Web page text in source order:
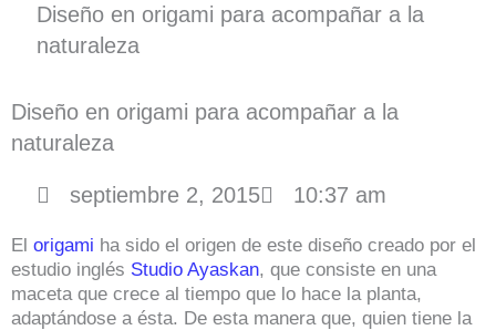
Diseño en origami para acompañar a la
naturaleza
Diseño en origami para acompañar a la
naturaleza
septiembre 2, 2015 10:37 am
El origami ha sido el origen de este diseño creado por el
estudio inglés Studio Ayaskan, que consiste en una
maceta que crece al tiempo que lo hace la planta,
adaptándose a ésta. De esta manera que, quien tiene la